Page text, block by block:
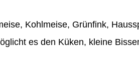
Kohlmeise, Grünfink,
es den Küken, kleine